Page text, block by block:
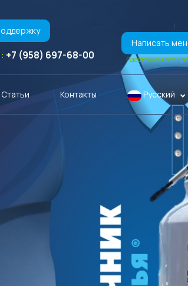
+7 (958) 697-68-00
Написать
Расскажем все
Статьи Контакты Русский